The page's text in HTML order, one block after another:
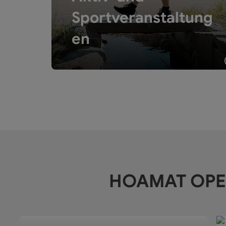
Sportveranstaltung
en
Hügelland.
Alle Veranstaltungen
HOAMAT